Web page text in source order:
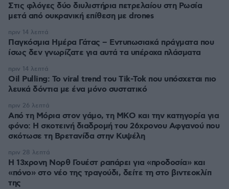
Στις φλόγες δύο διυλιστήρια πετρελαίου στη Ρωσία
μετά από ουκρανική επίθεση με drones
Παγκόσμια Ημέρα Γάτας – Εντυπωσιακά πράγματα που
ίσως δεν γνωρίζατε για αυτά τα υπέροχα πλάσματα
πριν 14 λεπτά
Oil Pulling: To viral trend του Tik-Tok που υπόσχεται πιο
λευκά δόντια με ένα μόνο συστατικό
πριν 14 λεπτά
Από τη Μόρια στον γάμο, τη ΜΚΟ και την κατηγορία για
φόνο: Η σκοτεινή διαδρομή του 26χρονου Αφγανού που
σκότωσε τη Βρετανίδα στην Κυψέλη
πριν 26 λεπτά
Η 13χρονη Νορθ Γουέστ ραπάρει για «προδοσία» και
«πόνο» στο νέο της τραγούδι, δείτε τη στο βιντεοκλίπ
της
πριν 28 λεπτά